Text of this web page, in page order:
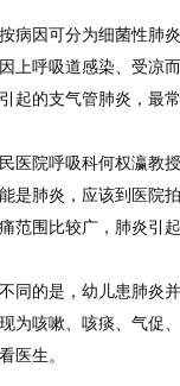
病因可分为细菌性肺
上呼吸道感染、受凉
起的支气管肺炎，最
医院呼吸科何权瀛教
是肺炎，应该到医院
范围比较广，肺炎引
同的是，幼儿患肺炎
为咳嗽、咳痰、气促
医生。